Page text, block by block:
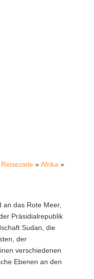
Reiseziele»Afrika »
an das Rote Meer,
Präsidialrepublik
Sudan, die
der
verschiedenen
Ebenen an den